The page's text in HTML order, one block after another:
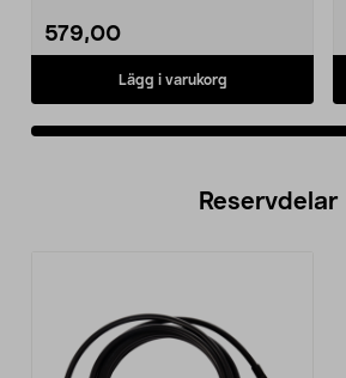
579,00
Lägg i varukorg
Reservdelar